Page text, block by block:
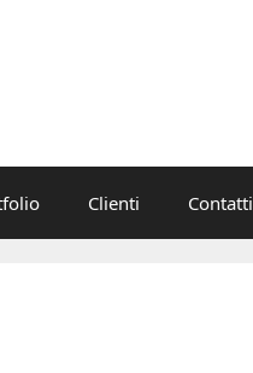
Clienti Contatti